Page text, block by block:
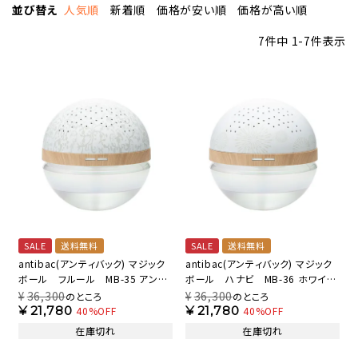
並び替え 人気順 新着順 価格が安い順
価格が高い順
7件中 1-7件表示
SALE 送料無料
antibac(アンティバック) マジック
ボール フルール MB-35 アンテ
ィバック定番柄 【AB】
¥36,300のところ
¥21,780 40%OFF
在庫切れ
SALE 送料無料
antibac(アンティバック) マジック
ボール ハナビ MB-36 ホワイト
基調に花火イメージの柄を載せて
【AB】
¥36,300のところ
¥21,780 40%OFF
在庫切れ